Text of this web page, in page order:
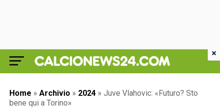
Home » Archivio » 2024 » Juve Vlahovic: «Futuro? Sto
bene qui a Torino»
×